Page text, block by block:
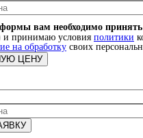
вам необходимо
и принимаю условия политики
на обработку своих